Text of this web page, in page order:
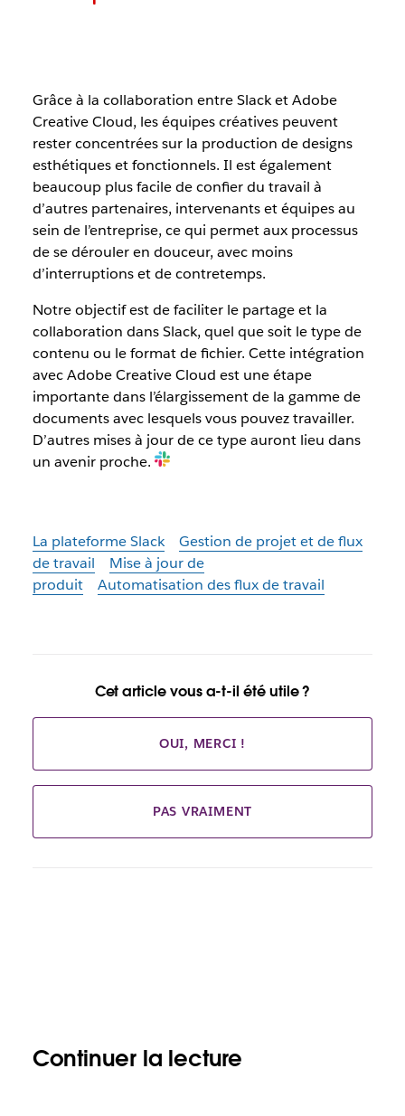
Grâce à la collaboration entre Slack et Adobe
Creative Cloud, les équipes créatives peuvent
rester concentrées sur la production de designs
esthétiques et fonctionnels. Il est également
beaucoup plus facile de confier du travail à
d’autres partenaires, intervenants et équipes au
sein de l’entreprise, ce qui permet aux processus
de se dérouler en douceur, avec moins
d’interruptions et de contretemps.
Notre objectif est de faciliter le partage et la
collaboration dans Slack, quel que soit le type de
contenu ou le format de fichier. Cette intégration
avec Adobe Creative Cloud est une étape
importante dans l’élargissement de la gamme de
documents avec lesquels vous pouvez travailler.
D’autres mises à jour de ce type auront lieu dans
un avenir proche.
La plateforme Slack
Gestion de projet et de flux
de travail
Mise à jour de
produit
Automatisation des flux de travail
Cet article vous a-t-il été utile ?
OUI, MERCI !
PAS VRAIMENT
Continuer la lecture